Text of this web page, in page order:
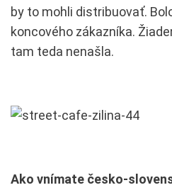
by to mohli distribuovať.
koncového zákazníka.
tam teda nenašla.
Ako vnímate česko-